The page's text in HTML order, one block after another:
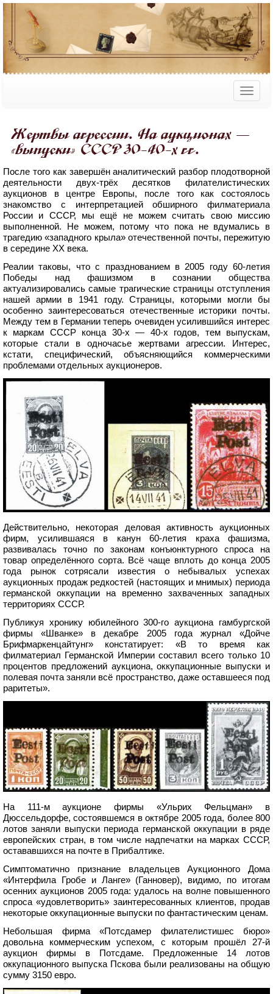
Жертвы агрессии. На аукционах —
«выпуски» СССР 30-40-х гг.
После того как завершён аналитический разбор плодотворной
деятельности двух-трёх десятков филателистических
аукционов в центре Европы, после того как состоялось
знакомство с интерпретацией обширного филматериала
России и СССР, мы ещё не можем считать свою миссию
выполненной. Не можем, потому что пока не вдумались в
трагедию «западного крыла» отечественной почты, пережитую
в середине XX века.
Реалии таковы, что с празднованием в 2005 году 60-летия
Победы над фашизмом в сознании общества
актуализировались самые трагические страницы отступления
нашей армии в 1941 году. Страницы, которыми могли бы
особенно заинтересоваться отечественные историки почты.
Между тем в Германии теперь очевиден усилившийся интерес
к маркам СССР конца 30-х — 40-х годов, тем выпускам,
которые стали в одночасье жертвами агрессии. Интерес,
кстати, специфический, объясняющийся коммерческими
проблемами отдельных аукционеров.
Действительно, некоторая деловая активность аукционных
фирм, усилившаяся в канун 60-летия краха фашизма,
развивалась точно по законам конъюнктурного спроса на
товар определённого сорта. Всё чаще вплоть до конца 2005
года рынок сотрясали известия о небывалых успехах
аукционных продаж редкостей (настоящих и мнимых) периода
германской оккупации на временно захваченных западных
территориях СССР.
Публикуя хронику юбилейного 300-го аукциона гамбургской
фирмы «Шванке» в декабре 2005 года журнал «Дойче
Брифмаркенцайтунг» констатирует: «В то время как
филматериал Германской Империи составил всего только 10
процентов предложений аукциона, оккупационные выпуски и
полевая почта заняли всё пространство, даже оставшееся под
раритеты».
На 111-м аукционе фирмы «Ульрих Фельцман» в
Дюссельдорфе, состоявшемся в октябре 2005 года, более 800
лотов заняли выпуски периода германской оккупации в ряде
европейских стран, в том числе надпечатки на марках СССР,
остававшихся на почте в Прибалтике.
Симптоматично признание владельцев Аукционного Дома
«Интерфила Гробе и Ланге» (Ганновер), видимо, по итогам
осенних аукционов 2005 года: удалось на волне повышенного
спроса «удовлетворить» заинтересованных клиентов, продав
некоторые оккупационные выпуски по фантастическим ценам.
Небольшая фирма «Потсдамер филателистишес бюро»
довольна коммерческим успехом, с которым прошёл 27-й
аукцион фирмы в Потсдаме. Предложенные 14 лотов
оккупационного выпуска Пскова были реализованы на общую
сумму 3150 евро.